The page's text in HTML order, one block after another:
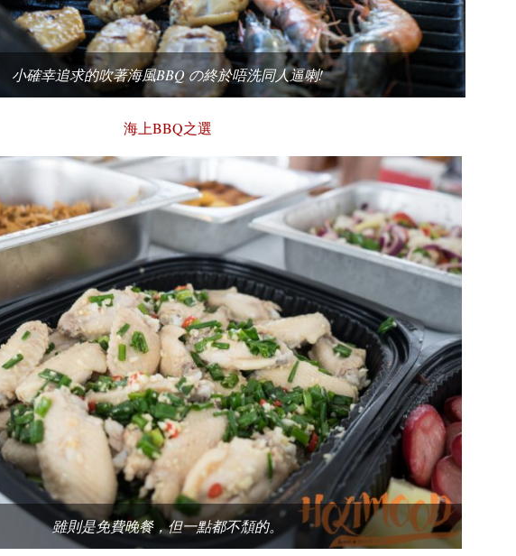
小確幸追求的吹著海風BBQ の終於唔洗同人逼喇!
海上BBQ之選
雖則是免費晚餐，但一點都不頹的。